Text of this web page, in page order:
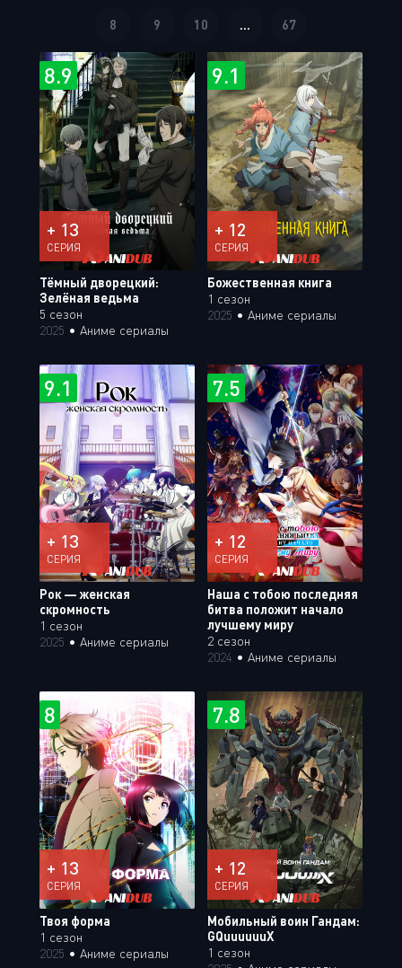
8 9 10 ... 67
8.9
+ 13
СЕРИЯ
Тёмный дворецкий:
Зелёная ведьма
5 сезон
2025 • Аниме сериалы
9.1
+ 12
СЕРИЯ
Божественная книга
1 сезон
2025 • Аниме сериалы
9.1
+ 13
СЕРИЯ
Рок — женская
скромность
1 сезон
2025 • Аниме сериалы
7.5
+ 12
СЕРИЯ
Наша с тобою последняя
битва положит начало
лучшему миру
2 сезон
2024 • Аниме сериалы
8
+ 13
СЕРИЯ
Твоя форма
1 сезон
2025 • Аниме сериалы
7.8
+ 12
СЕРИЯ
Мобильный воин Гандам:
GQuuuuuuX
1 сезон